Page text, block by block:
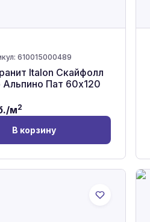
610015000489
Italon Скайфолл
Пат 60x120
м2
В корзину